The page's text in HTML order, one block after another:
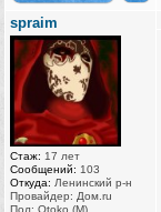
spraim
Стаж: 17 лет
Сообщений: 103
Откуда: Ленинский р-н
Провайдер: Дом.ru